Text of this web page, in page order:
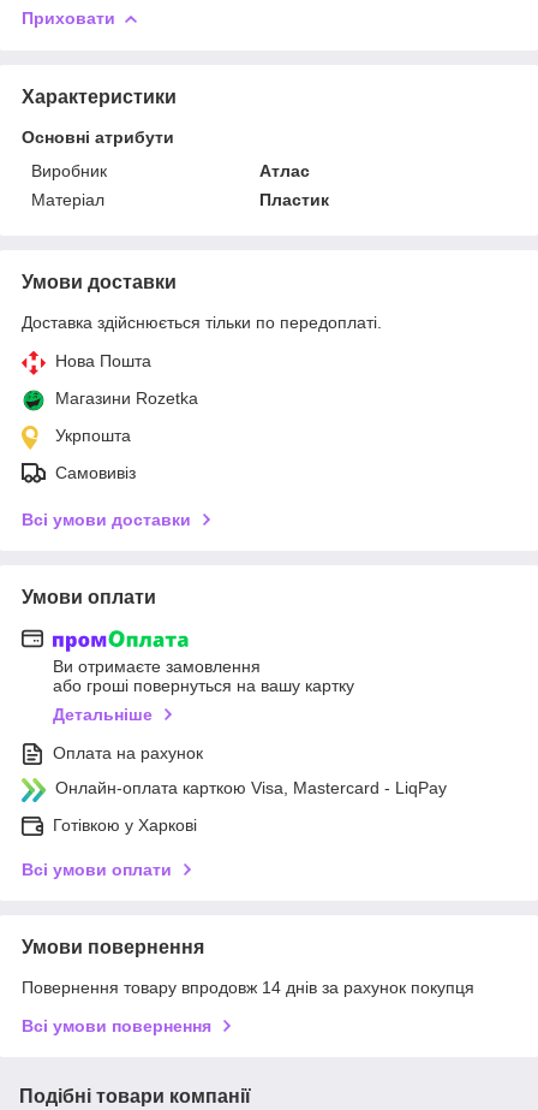
Приховати
Характеристики
Основні атрибути
Виробник
Атлас
Матеріал
Пластик
Умови доставки
Доставка здійснюється тільки по передоплаті.
Нова Пошта
Магазини Rozetka
Укрпошта
Самовивіз
Всі умови доставки
Умови оплати
Ви отримаєте замовлення
або гроші повернуться на вашу картку
Детальніше
Оплата на рахунок
Онлайн-оплата карткою Visa, Mastercard - LiqPay
Готівкою у Харкові
Всі умови оплати
Умови повернення
Повернення товару впродовж 14 днів за рахунок покупця
Всі умови повернення
Подібні товари компанії